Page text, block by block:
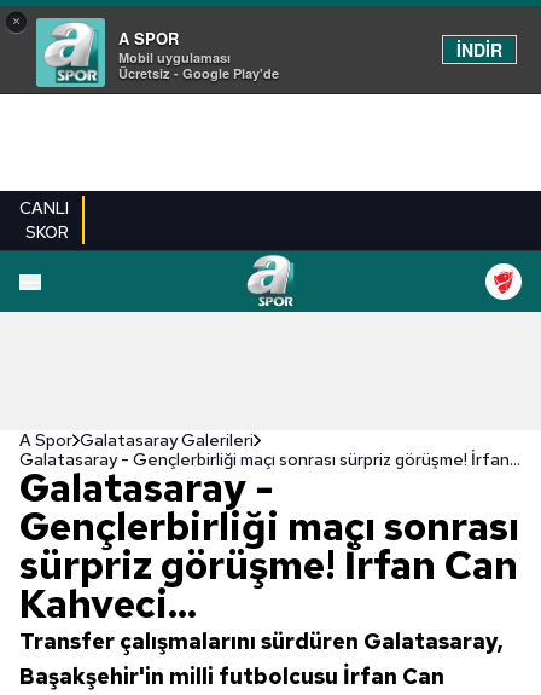
×
A SPOR
Mobil uygulaması
Ücretsiz - Google Play'de
İNDİR
CANLI
SKOR
EN YENILER
A Spor Galatasaray Galerileri
Galatasaray - Gençlerbirliği maçı sonrası sürpriz görüşme! İrfan Can Kahveci...
Galatasaray -
Gençlerbirliği maçı sonrası
sürpriz görüşme! İrfan Can
Kahveci...
Transfer çalışmalarını sürdüren Galatasaray,
Başakşehir'in milli futbolcusu İrfan Can